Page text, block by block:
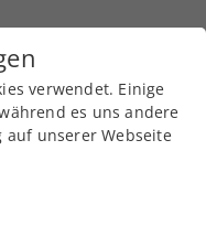
verwendet. Einige
es uns andere
unserer Webseite